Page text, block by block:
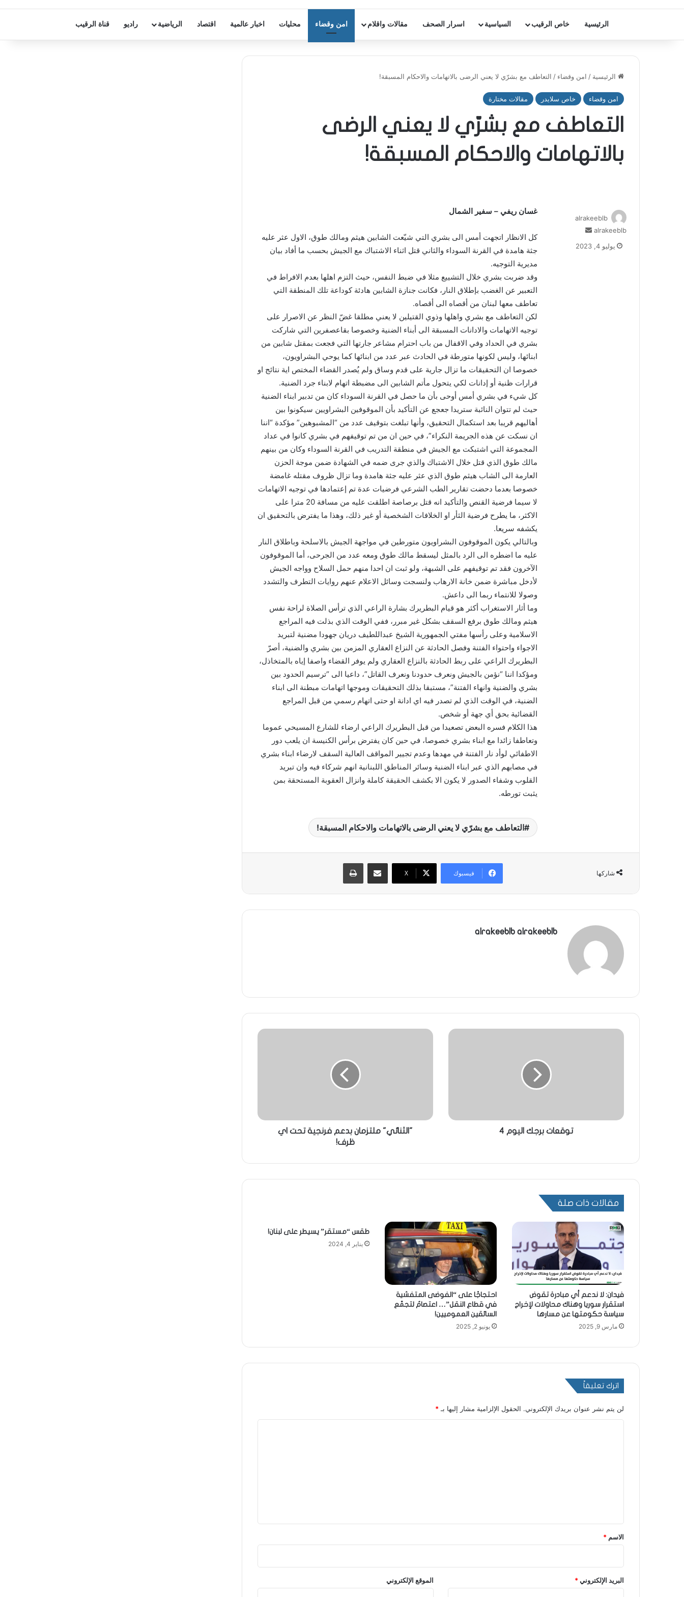
الرئيسية خاص الرقيب السياسية اسرار الصحف مقالات واقلام امن وقضاء محليات اخبار عالمية اقتصاد الرياضية راديو قناة الرقيب
الرئيسية / امن وقضاء / التعاطف مع بشرّي لا يعني الرضى بالاتهامات والاحكام المسبقة!
امن وقضاء خاص سلايدر مقالات مختارة
التعاطف مع بشرّي لا يعني الرضى
بالاتهامات والاحكام المسبقة!
غسان ريفي – سفير الشمال
كل الانظار اتجهت أمس الى بشري التي شيّعت الشابين هيثم ومالك طوق، الاول عثر عليه
جثة هامدة في القرنة السوداء والثاني قتل اثناء الاشتباك مع الجيش بحسب ما أفاد بيان
مديرية التوجيه.
وقد ضربت بشري خلال التشييع مثلا في ضبط النفس، حيث التزم اهلها بعدم الافراط في
التعبير عن الغضب بإطلاق النار، فكانت جنازة الشابين هادئة كوداعة تلك المنطقة التي
تعاطف معها لبنان من أقصاه الى أقصاه.
لكن التعاطف مع بشري واهلها وذوي القتيلين لا يعني مطلقا غضّ النظر عن الاصرار على
توجيه الاتهامات والادانات المسبقة الى أبناء الضنية وخصوصا بقاعصفرين التي شاركت
بشري في الحداد وفي الاقفال من باب احترام مشاعر جارتها التي فجعت بمقتل شابين من
ابنائها، وليس لكونها متورطة في الحادث عبر عدد من ابنائها كما يوحي البشراويون،
خصوصا ان التحقيقات ما تزال جارية على قدم وساق ولم يُصدر القضاء المختص اية نتائج او
قرارات ظنية أو إدانات لكي يتحول مأتم الشابين الى مضبطة اتهام لابناء جرد الضنية.
كل شيء في بشري أمس أوحى بأن ما حصل في القرنة السوداء كان من تدبير ابناء الضنية
حيث لم تتوان النائبة ستريدا جعجع عن التأكيد بأن الموقوفين البشراويين سيكونوا بين
أهاليهم قريبا بعد استكمال التحقيق، وأنها تبلغت بتوقيف عدد من “المشبوهين” مؤكدة “اننا
ان نسكت عن هذه الجريمة النكراء”، في حين ان من تم توقيفهم في بشري كانوا في عداد
المجموعة التي اشتبكت مع الجيش في منطقة التدريب في القرنة السوداء وكان من بينهم
مالك طوق الذي قتل خلال الاشتباك والذي جرى ضمه في الشهادة ضمن موجة الحزن
العارمة الى الشاب هيثم طوق الذي عثر عليه جثة هامدة وما تزال ظروف مقتله غامضة
خصوصا بعدما دحضت تقارير الطب الشرعي فرضيات عدة تم إعتمادها في توجيه الاتهامات
لا سيما فرضية القنص والتأكيد انه قتل برصاصة اطلقت عليه من مسافة 20 مترا على
الاكثر، ما يطرح فرضية الثأر او الخلافات الشخصية أو غير ذلك، وهذا ما يفترض بالتحقيق ان
يكشفه سريعا.
وبالتالي يكون الموقوفون البشراويون متورطين في مواجهة الجيش بالاسلحة وباطلاق النار
عليه ما اضطره الى الرد بالمثل ليسقط مالك طوق ومعه عدد من الجرحى، أما الموقوفون
الآخرون فقد تم توقيفهم على الشبهة، ولو ثبت ان احدا منهم حمل السلاح وواجه الجيش
لأدخل مباشرة ضمن خانة الارهاب ولنسجت وسائل الاعلام عنهم روايات التطرف والتشدد
وصولا للانتماء ربما الى داعش.
وما أثار الاستغراب أكثر هو قيام البطريرك بشارة الراعي الذي ترأس الصلاة لراحة نفس
هيثم ومالك طوق برفع السقف بشكل غير مبرر، ففي الوقت الذي بذلت فيه المراجع
الاسلامية وعلى رأسها مفتي الجمهورية الشيخ عبداللطيف دريان جهودا مضنية لتبريد
الاجواء واحتواء الفتنة وفصل الحادثة عن النزاع العقاري المزمن بين بشري والضنية، أصرّ
البطريرك الراعي على ربط الحادثة بالنزاع العقاري ولم يوفر القضاء واصفا إياه بالمتخاذل،
ومؤكدا اننا “نؤمن بالجيش ونعرف حدودنا ونعرف القاتل”، داعيا الى “ترسيم الحدود بين
بشري والضنية وانهاء الفتنة”، مستبقا بذلك التحقيقات وموجها اتهامات مبطنة الى ابناء
الضنية، في الوقت الذي لم تصدر فيه اي ادانة او حتى اتهام رسمي من قبل المراجع
القضائية بحق أي جهة أو شخص.
هذا الكلام فسره البعض تصعيدا من قبل البطريرك الراعي ارضاء للشارع المسيحي عموما
وتعاطفا زائدا مع ابناء بشري خصوصا، في حين كان يفترض برأس الكنيسة ان يلعب دور
الاطفائي لوأد نار الفتنة في مهدها وعدم تجيير المواقف العالية السقف لارضاء ابناء بشري
في مصابهم الذي عبر ابناء الضنية وسائر المناطق اللبنانية انهم شركاء فيه وان تبريد
القلوب وشفاء الصدور لا يكون الا بكشف الحقيقة كاملة وانزال العقوبة المستحقة بمن
يثبت تورطه.
التعاطف مع بشرّي لا يعني الرضى بالاتهامات والاحكام المسبقة!
alrakeeblb
alrakeeblb
يوليو 4, 2023
شاركها فيسبوك X
alrakeeblb alrakeeblb
توقعات برجك اليوم 4
"الثنائي" ملتزمان بدعم فرنجية تحت اي
ظرف!
مقالات ذات صلة
فيدان: لا ندعم أي مبادرة تقوض
استقرار سوريا وهناك محاولات لإخراج
سياسة حكومتها عن مسارها
مارس 9, 2025
احتجاجًا على “الفوضى المتفشية
في قطاع النقل”… اعتصامٌ لتجمّع
السائقين العموميين!
يونيو 2, 2025
طقس “مستقر” يسيطر على لبنان!
يناير 4, 2024
اترك تعليقاً
لن يتم نشر عنوان بريدك الإلكتروني. الحقول الإلزامية مشار إليها بـ *
*
الاسم *
البريد الإلكتروني* الموقع الإلكتروني